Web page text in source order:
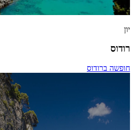
יון
רודוס
חופשה ברודוס